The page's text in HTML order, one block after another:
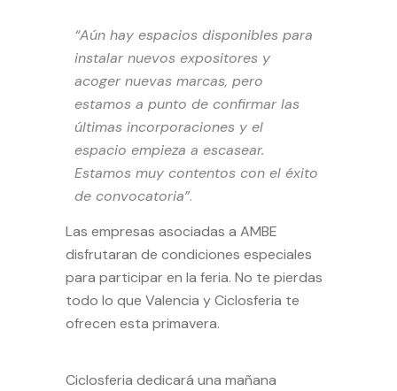
“Aún hay espacios disponibles para
instalar nuevos expositores y
acoger nuevas marcas, pero
estamos a punto de confirmar las
últimas incorporaciones y el
espacio empieza a escasear.
Estamos muy contentos con el éxito
de convocatoria”.
Las empresas asociadas a AMBE
disfrutaran de condiciones especiales
para participar en la feria. No te pierdas
todo lo que Valencia y Ciclosferia te
ofrecen esta primavera.
Ciclosferia dedicará una mañana